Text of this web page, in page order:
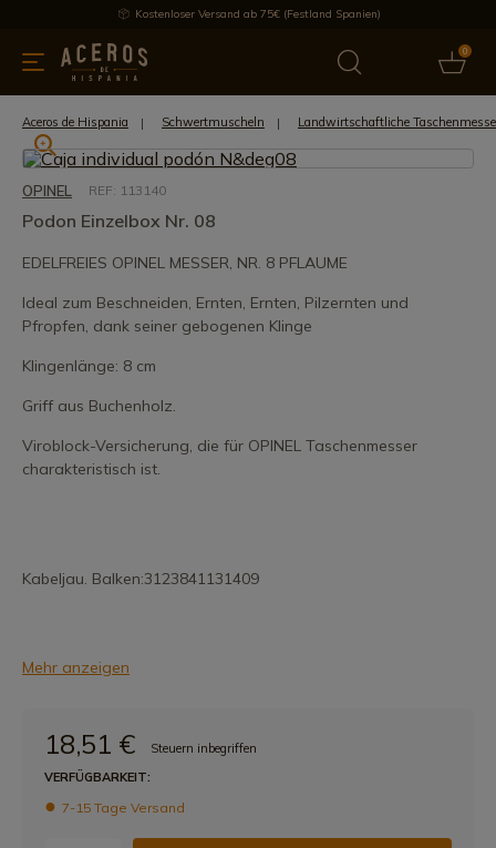
Kostenloser Versand ab 75€ (Festland Spanien)
0
Bietet Aktuelles Bestseller
Aceros de Hispania Schwertmuscheln Landwirtschaftliche
OPINEL REF: 113140
Podon Einzelbox Nr. 08
EDELFREIES OPINEL MESSER, NR. 8 PFLAUME
Ideal zum Beschneiden, Ernten, Ernten, Pilzernten und
Pfropfen, dank seiner gebogenen Klinge
Klingenlänge: 8 cm
Griff aus Buchenholz.
Viroblock-Versicherung, die für OPINEL Taschenmesser
charakteristisch ist.
Kabeljau. Balken:3123841131409
Mehr anzeigen
18,51 €
Steuern inbegriffen
VERFÜGBARKEIT:
7-15 Tage Versand